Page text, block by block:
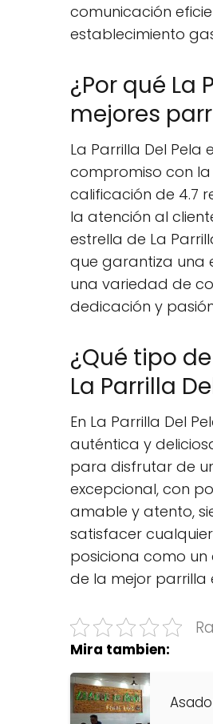
comunicación
establecimiento
¿Por qué La
mejores
La Parrilla Del
compromiso con
calificación de 4.7
la atención al
estrella de La
que garantiza una
una variedad de
dedicación y
¿Qué tipo
La Parrilla
En La Parrilla Del
auténtica y
para disfrutar de
excepcional, con
amable y atento,
satisfacer
posiciona como
de la mejor parrilla
Mira tambien: